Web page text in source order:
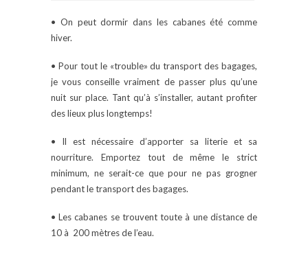
• On peut dormir dans les cabanes été comme
hiver.
• Pour tout le «trouble» du transport des bagages,
je vous conseille vraiment de passer plus qu’une
nuit sur place. Tant qu’à s’installer, autant profiter
des lieux plus longtemps!
• Il est nécessaire d’apporter sa literie et sa
nourriture. Emportez tout de même le strict
minimum, ne serait-ce que pour ne pas grogner
pendant le transport des bagages.
• Les cabanes se trouvent toute à une distance de
10 à 200 mètres de l’eau.